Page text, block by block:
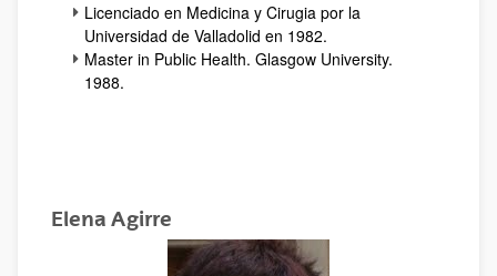
Licenciado en Medicina y Cirugia por la
Universidad de Valladolid en 1982.
Master in Public Health. Glasgow University.
1988.
Elena Agirre